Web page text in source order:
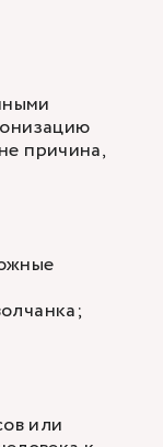
причина,
или